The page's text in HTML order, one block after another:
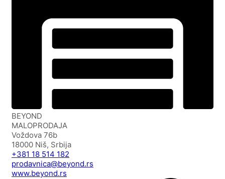
BEYOND
MALOPRODAJA
Voždova 76b
18000 Niš, Srbija
+381 18 514 182
prodavnica@beyond.rs
www.beyond.rs